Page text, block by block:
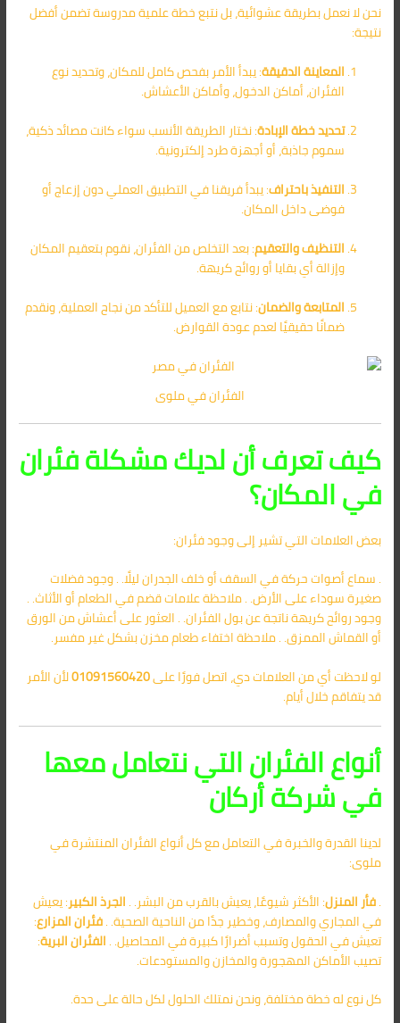
نحن لا نعمل بطريقة عشوائية، بل نتبع خطة علمية مدروسة تضمن أفضل
نتيجة:
المعاينة الدقيقة: يبدأ الأمر بفحص كامل للمكان، وتحديد نوع
الفئران، أماكن الدخول، وأماكن الأعشاش.
تحديد خطة الإبادة: نختار الطريقة الأنسب سواء كانت مصائد ذكية،
سموم جاذبة، أو أجهزة طرد إلكترونية.
التنفيذ باحتراف: يبدأ فريقنا في التطبيق العملي دون إزعاج أو
فوضى داخل المكان.
التنظيف والتعقيم: بعد التخلص من الفئران، نقوم بتعقيم المكان
وإزالة أي بقايا أو روائح كريهة.
المتابعة والضمان: نتابع مع العميل للتأكد من نجاح العملية، ونقدم
ضمانًا حقيقيًا لعدم عودة القوارض.
الفئران في ملوى
كيف تعرف أن لديك مشكلة فئران
في المكان؟
بعض العلامات التي تشير إلى وجود فئران:
. سماع أصوات حركة في السقف أو خلف الجدران ليلًا. . وجود فضلات
صغيرة سوداء على الأرض. . ملاحظة علامات قضم في الطعام أو الأثاث. .
وجود روائح كريهة ناتجة عن بول الفئران. . العثور على أعشاش من الورق
أو القماش الممزق. . ملاحظة اختفاء طعام مخزن بشكل غير مفسر.
لو لاحظت أي من العلامات دي، اتصل فورًا على01091560420لأن الأمر
قد يتفاقم خلال أيام.
أنواع الفئران التي نتعامل معها
في شركة أركان
لدينا القدرة والخبرة في التعامل مع كل أنواع الفئران المنتشرة في
ملوى:
.فأر المنزل: الأكثر شيوعًا، يعيش بالقرب من البشر. .الجرذ الكبير: يعيش
في المجاري والمصارف، وخطير جدًا من الناحية الصحية. .فئران المزارع:
تعيش في الحقول وتسبب أضرارًا كبيرة في المحاصيل. .الفئران البرية:
تصيب الأماكن المهجورة والمخازن والمستودعات.
كل نوع له خطة مختلفة، ونحن نمتلك الحلول لكل حالة على حدة.